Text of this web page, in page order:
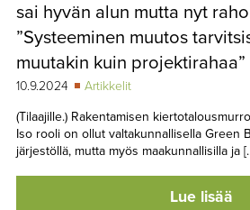
sai hyvän alun mutta nyt
”Systeeminen muutos
muutakin kuin projektirahaa”
10.9.2024
Artikkelit
(Tilaajille.) Rakentamisen
Iso rooli on ollut valtakunnallisella Green
järjestöllä, mutta myös maakunnallisilla ja
Lue lisää